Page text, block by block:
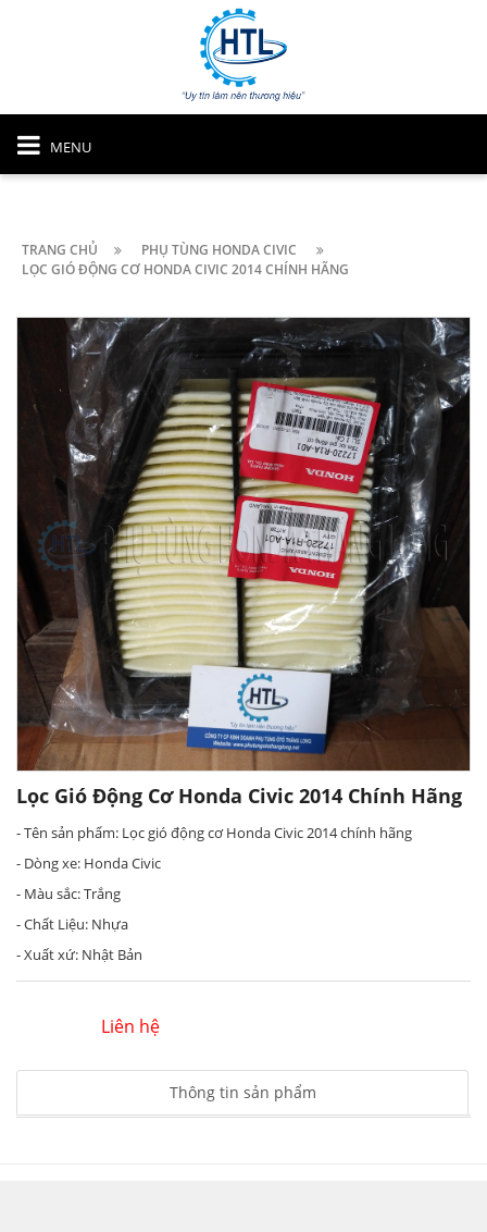
MENU
TRANG CHỦ
PHỤ TÙNG HONDA CIVIC
LỌC GIÓ ĐỘNG CƠ HONDA CIVIC 2014 CHÍNH HÃNG
Lọc Gió Động Cơ Honda Civic 2014 Chính Hãng
- Tên sản phẩm: Lọc gió động cơ Honda Civic 2014 chính hãng
- Dòng xe: Honda Civic
- Màu sắc: Trắng
- Chất Liệu: Nhựa
- Xuất xứ: Nhật Bản
Liên hệ
Thông tin sản phẩm